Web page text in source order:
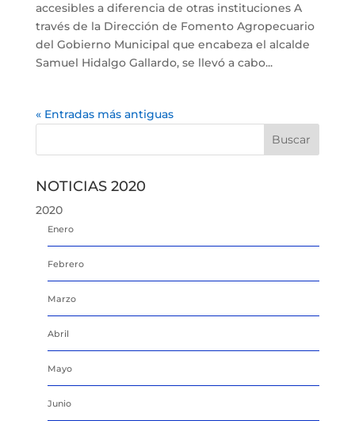
accesibles a diferencia de otras instituciones A
través de la Dirección de Fomento Agropecuario
del Gobierno Municipal que encabeza el alcalde
Samuel Hidalgo Gallardo, se llevó a cabo...
« Entradas más antiguas
NOTICIAS 2020
2020
Enero
Febrero
Marzo
Abril
Mayo
Junio